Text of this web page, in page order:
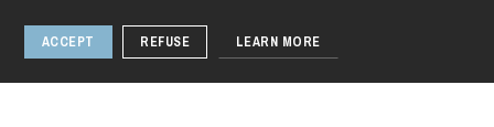
ACCEPT REFUSE LEARN MORE
Thursday 20 Aug 2026